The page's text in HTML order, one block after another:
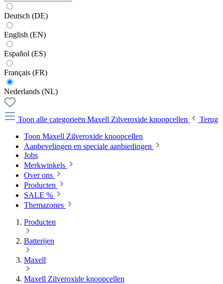
Deutsch (DE)
English (EN)
Español (ES)
Français (FR)
Nederlands (NL)
Toon alle categorieën Maxell Zilveroxide knoopcellen
Terug
Toon Maxell Zilveroxide knoopcellen
Aanbevelingen en speciale aanbiedingen
Jobs
Merkwinkels
Over ons
Producten
SALE %
Themazones
Producten
Batterijen
Maxell
Maxell Zilveroxide knoopcellen